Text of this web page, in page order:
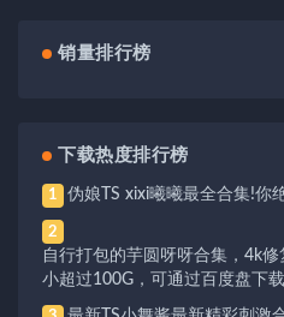
销量排行榜
下载热度排行榜
1 伪娘TS xixi曦曦最全合集!你
2
自行打包的芋圆呀呀合集，4k
小超过100G，可通过百度盘下载